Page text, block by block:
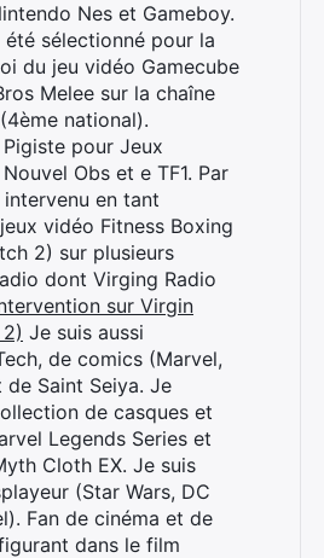
Nes et Gameboy.
sélectionné pour la
du jeu vidéo Gamecube
Melee sur la chaîne
national).
pour Jeux
Obs et e TF1. Par
en tant
vidéo Fitness Boxing
2) sur plusieurs
dont Virging Radio
sur Virgin
Je suis aussi
de comics (Marvel,
Saint Seiya. Je
de casques et
Legends Series et
Cloth EX. Je suis
(Star Wars, DC
Fan de cinéma et de
dans le film